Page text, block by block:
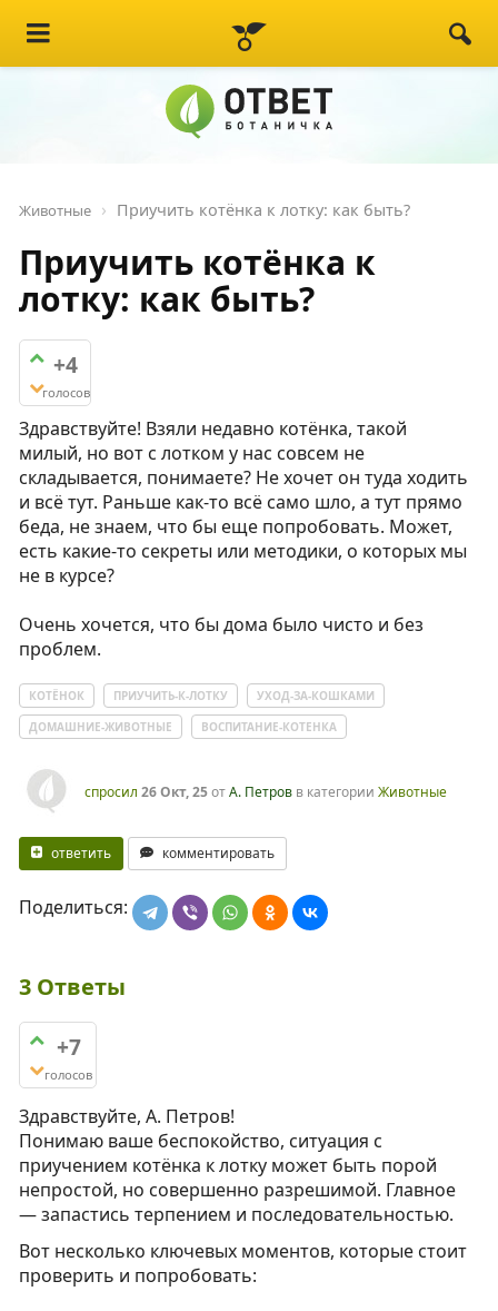
Животные Приучить котёнка к лотку: как быть?
Приучить котёнка к
лотку: как быть?
+4
голосов
Здравствуйте! Взяли недавно котёнка, такой
милый, но вот с лотком у нас совсем не
складывается, понимаете? Не хочет он туда ходить
и всё тут. Раньше как-то всё само шло, а тут прямо
беда, не знаем, что бы еще попробовать. Может,
есть какие-то секреты или методики, о которых мы
не в курсе?
Очень хочется, что бы дома было чисто и без
проблем.
КОТЁНОК ПРИУЧИТЬ-К-ЛОТКУ
УХОД-ЗА-КОШКАМИ
ДОМАШНИЕ-ЖИВОТНЫЕ
ВОСПИТАНИЕ-КОТЕНКА
спросил 26 Окт, 25отА. Петров в категории Животные
ответить комментировать
Поделиться:
3 Ответы
+7
голосов
Здравствуйте, А. Петров!
Понимаю ваше беспокойство, ситуация с
приучением котёнка к лотку может быть порой
непростой, но совершенно разрешимой. Главное
— запастись терпением и последовательностью.
Вот несколько ключевых моментов, которые стоит
проверить и попробовать: